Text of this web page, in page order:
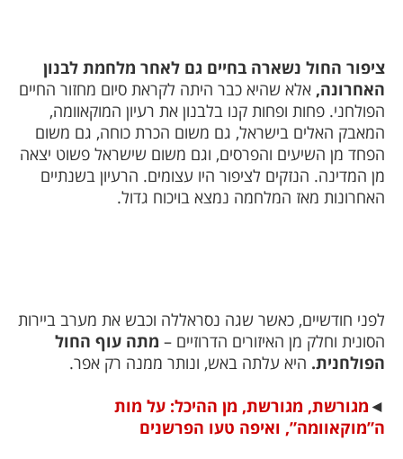
ציפור החול נשארה בחיים גם לאחר מלחמת לבנון
האחרונה, אלא שהיא כבר היתה לקראת סיום מחזור החיים
הפולחני. פחות ופחות קנו בלבנון את רעיון המוקאוומה,
המאבק האלים בישראל, גם משום הכרת כוחה, גם משום
הפחד מן השיעים והפרסים, וגם משום שישראל פשוט יצאה
מן המדינה. הנזקים לציפור היו עצומים. הרעיון בשנתיים
האחרונות מאז המלחמה נמצא בויכוח גדול.
לפני חודשיים, כאשר שגה נסראללה וכבש את מערב ביירות
הסונית וחלק מן האיזורים הדרוזיים – מתה עוף החול
הפולחנית. היא עלתה באש, ונותר ממנה רק אפר.
◄ מגורשת, מגורשת, מן ההיכל: על מות
ה”מוקאוומה”, ואיפה טעו הפרשנים